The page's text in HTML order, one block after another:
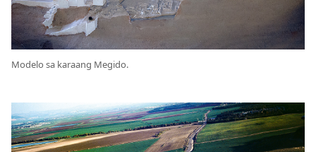
Modelo sa karaang Megido.